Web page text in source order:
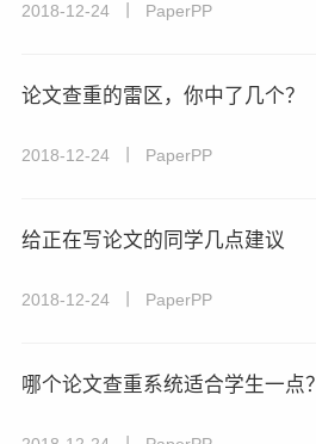
2018-12-24 丨 PaperPP
论文查重的雷区，你中了几个？
2018-12-24 丨 PaperPP
给正在写论文的同学几点建议
2018-12-24 丨 PaperPP
哪个论文查重系统适合学生一点？